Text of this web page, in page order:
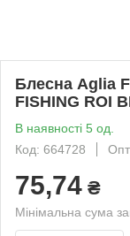
Блесна Aglia
FISHING ROI
В наявності 5 од.
Код: 664728
Опт
75,74 ₴
Мінімальна сума